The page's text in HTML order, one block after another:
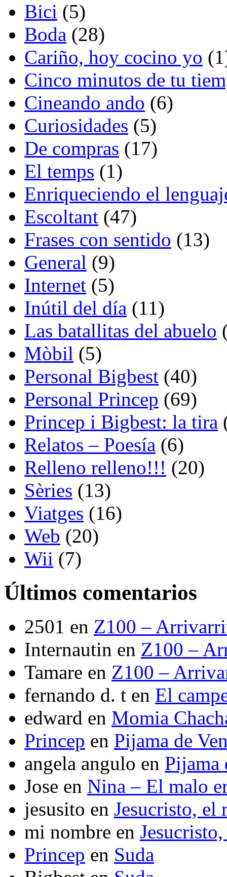
Bici (5)
Boda (28)
Cariño, hoy cocino yo
Cinco minutos de tu
Cineando ando (6)
Curiosidades (5)
De compras (17)
El temps (1)
Enriqueciendo el
Escoltant (47)
Frases con sentido (13)
General (9)
Internet (5)
Inútil del día (11)
Las batallitas del abuelo
Mòbil (5)
Personal Bigbest (40)
Personal Princep (69)
Princep i Bigbest: la tira
Relatos – Poesía (6)
Relleno relleno!!! (20)
Sèries (13)
Viatges (16)
Web (20)
Wii (7)
Últimos comentarios
2501 en Z100 –
Internautin en Z100 –
Tamare en Z100 –
fernando d. t en El
edward en Momia
Princep en Pijama de
angela angulo en Pijama
Jose en Nina – El malo
jesusito en Jesucristo, el
mi nombre en
Princep en Suda